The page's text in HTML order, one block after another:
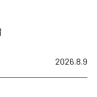
2026.8.9